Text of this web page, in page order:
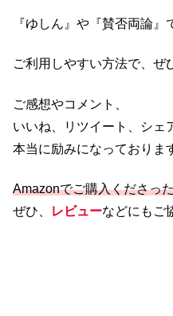
『ゆしん』や『賛否両論』
ご利用しやすい方法で、ぜ
ご感想やコメント、
いいね、リツイート、シェ
本当に励みになっておりま
Amazonでご購入くださっ
ぜひ、
レビューなどにもご